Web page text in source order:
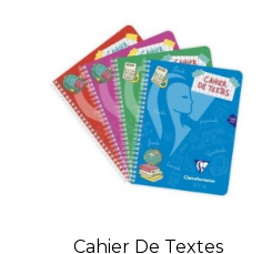
Cahier De Textes